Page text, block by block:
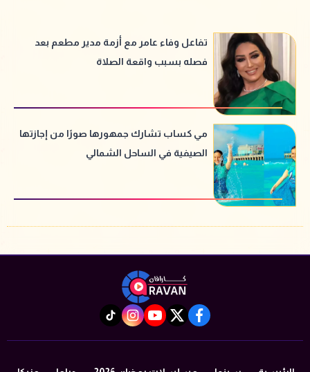
تفاعل وفاء عامر مع أزمة مدير مطعم بعد
فصله بسبب واقعة الصلاة
مي كساب تشارك جمهورها صورًا من إجازتها
الصيفية في الساحل الشمالي
facebook
twitter
youtube
instagram
tiktok